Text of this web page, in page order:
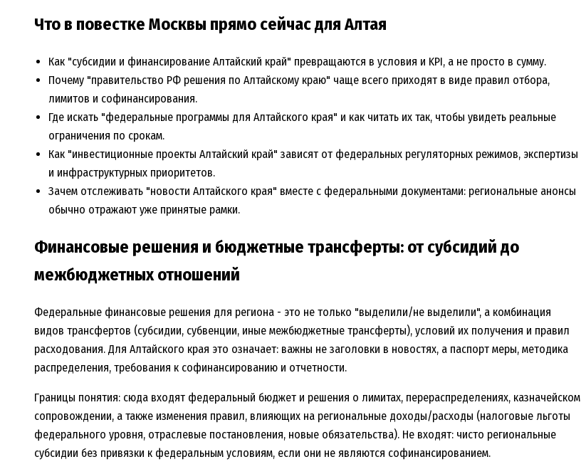
Что в повестке Москвы прямо сейчас для Алтая
Как "субсидии и финансирование Алтайский край" превращаются в условия и KPI, а не просто в сумму.
Почему "правительство РФ решения по Алтайскому краю" чаще всего приходят в виде правил отбора,
лимитов и софинансирования.
Где искать "федеральные программы для Алтайского края" и как читать их так, чтобы увидеть реальные
ограничения по срокам.
Как "инвестиционные проекты Алтайский край" зависят от федеральных регуляторных режимов, экспертизы
и инфраструктурных приоритетов.
Зачем отслеживать "новости Алтайского края" вместе с федеральными документами: региональные анонсы
обычно отражают уже принятые рамки.
Финансовые решения и бюджетные трансферты: от субсидий до
межбюджетных отношений
Федеральные финансовые решения для региона - это не только "выделили/не выделили", а комбинация
видов трансфертов (субсидии, субвенции, иные межбюджетные трансферты), условий их получения и правил
расходования. Для Алтайского края это означает: важны не заголовки в новостях, а паспорт меры, методика
распределения, требования к софинансированию и отчетности.
Границы понятия: сюда входят федеральный бюджет и решения о лимитах, перераспределениях, казначейском
сопровождении, а также изменения правил, влияющих на региональные доходы/расходы (налоговые льготы
федерального уровня, отраслевые постановления, новые обязательства). Не входят: чисто региональные
субсидии без привязки к федеральным условиям, если они не являются софинансированием.